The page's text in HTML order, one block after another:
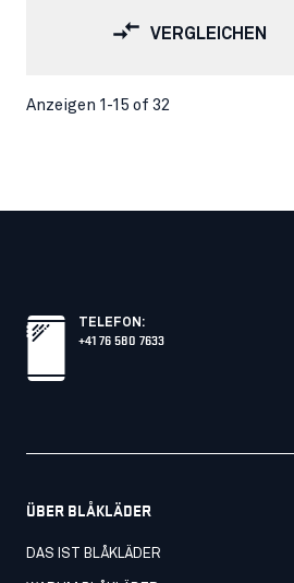
VERGLEICHEN
Anzeigen 1-15 of 32
TELEFON :
+41 76 580 7633
ÜBER BLÅKLÄDER
DAS IST BLÅKLÄDER